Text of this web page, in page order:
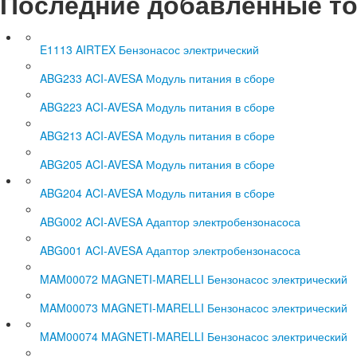
E1113 AIRTEX Бензонасос электрический
ABG233 ACI-AVESA Модуль питания в сборе
ABG223 ACI-AVESA Модуль питания в сборе
ABG213 ACI-AVESA Модуль питания в сборе
ABG205 ACI-AVESA Модуль питания в сборе
ABG204 ACI-AVESA Модуль питания в сборе
ABG002 ACI-AVESA Адаптор электробензонасоса
ABG001 ACI-AVESA Адаптор электробензонасоса
MAM00072 MAGNETI-MARELLI Бензонасос электрический
MAM00073 MAGNETI-MARELLI Бензонасос электрический
MAM00074 MAGNETI-MARELLI Бензонасос электрический